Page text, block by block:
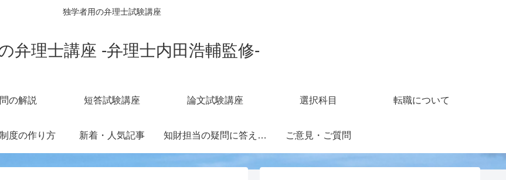
独学者用の弁理士試験講座
弁理士講座 -弁理士内田浩輔監修-
の解説 短答試験講座 論文試験講座 選択科目 転職について
度の作り方 新着・人気記事 知財担当の疑問に答えるフォーラム ご意見・ご質問